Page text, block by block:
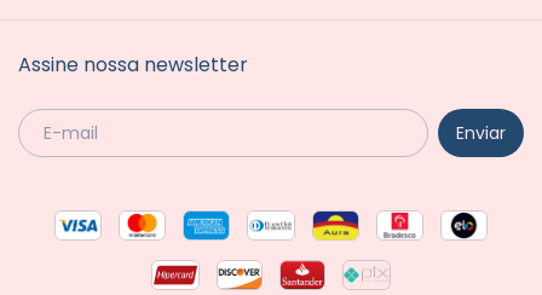
Assine nossa newsletter